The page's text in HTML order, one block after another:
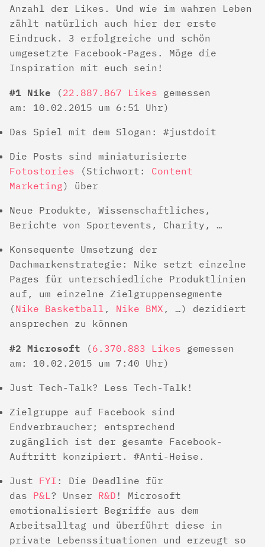
Anzahl der Likes. Und wie im wahren Leben
zählt natürlich auch hier der erste
Eindruck. 3 erfolgreiche und schön
umgesetzte Facebook-Pages. Möge die
Inspiration mit euch sein!
#1 Nike (22.887.867 Likes gemessen
am: 10.02.2015 um 6:51 Uhr)
Das Spiel mit dem Slogan: #justdoit
Die Posts sind miniaturisierte
Fotostories (Stichwort: Content
Marketing) über
Neue Produkte, Wissenschaftliches,
Berichte von Sportevents, Charity, …
Konsequente Umsetzung der
Dachmarkenstrategie: Nike setzt einzelne
Pages für unterschiedliche Produktlinien
auf, um einzelne Zielgruppensegmente
(Nike Basketball , Nike BMX , …) dezidiert
ansprechen zu können
#2 Microsoft (6.370.883 Likes gemessen
am: 10.02.2015 um 7:40 Uhr)
Just Tech-Talk? Less Tech-Talk!
Zielgruppe auf Facebook sind
Endverbraucher; entsprechend
zugänglich ist der gesamte Facebook-
Auftritt konzipiert. #Anti-Heise.
Just FYI : Die Deadline für
das P&L ? Unser R&D ! Microsoft
emotionalisiert Begriffe aus dem
Arbeitsalltag und überführt diese in
private Lebenssituationen und erzeugt so